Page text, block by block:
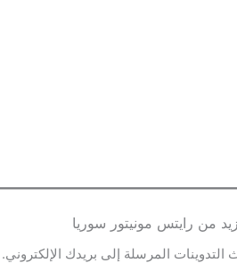
من رايتس مونيتور سوريا
المرسلة إلى بريدك الإلكتروني.